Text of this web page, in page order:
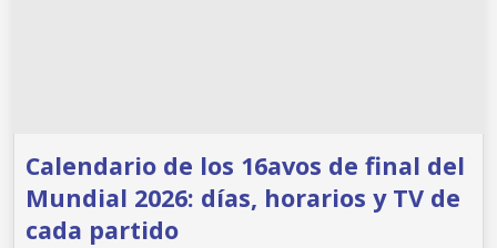
Calendario de los 16avos de final del
Mundial 2026: días, horarios y TV de
cada partido